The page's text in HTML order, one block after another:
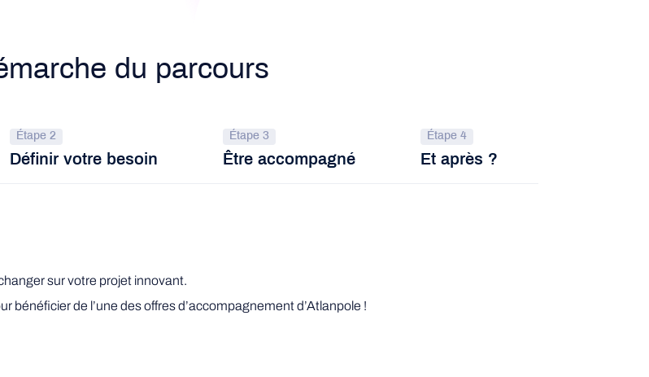
du parcours
Étape 2
Définir votre besoin
Étape 3
Être accompagné
Étape 4
Et après ?
sur votre projet innovant.
bénéficier de l’une des offres d’accompagnement d’Atlanpole !